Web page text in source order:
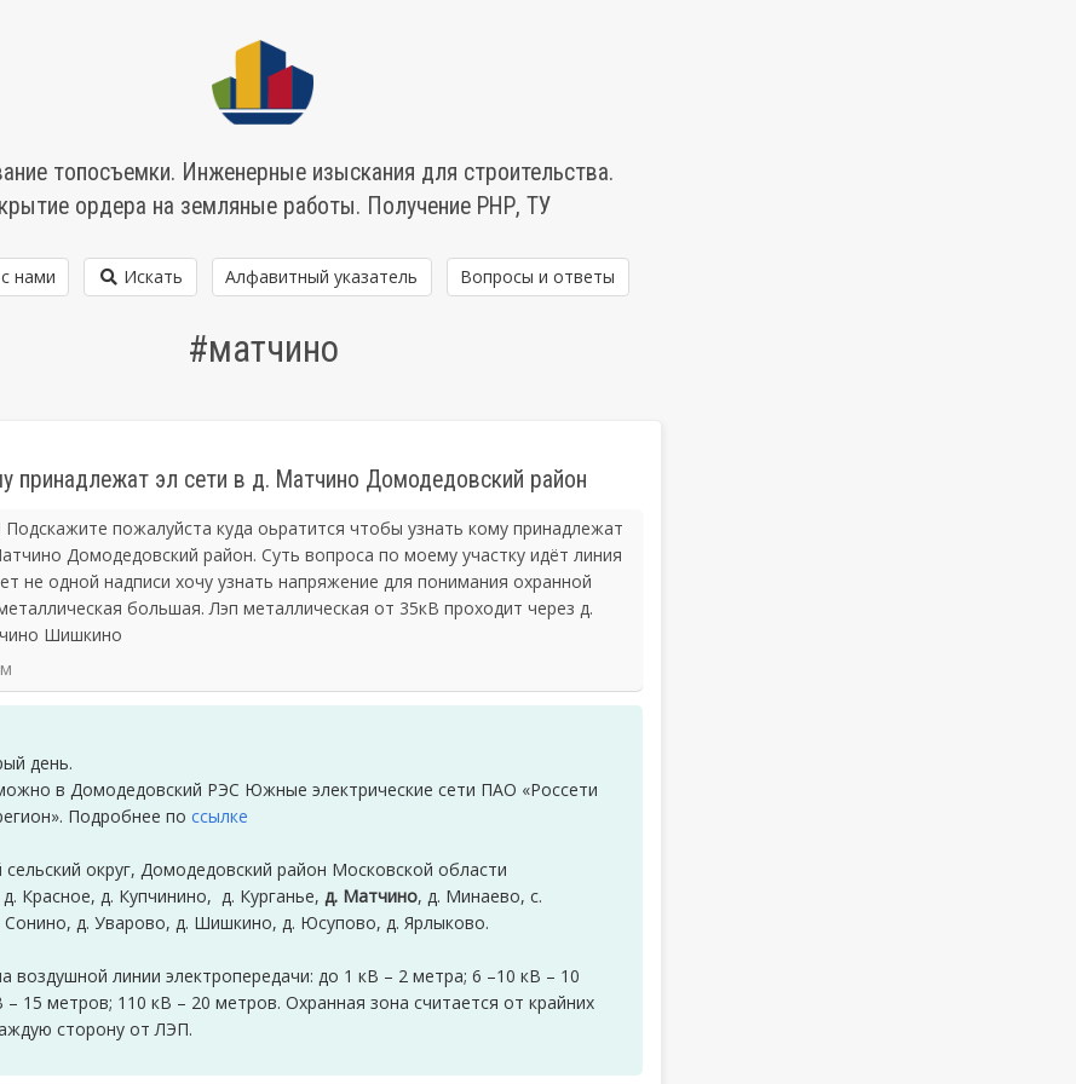
топосъемки. Инженерные изыскания для строительства.
ордера на земляные работы. Получение РНР, ТУ
нами Искать Алфавитный указатель Вопросы и ответы
#матчино
принадлежат эл сети в д. Матчино Домодедовский район
пожалуйста куда оьратится чтобы узнать кому принадлежат
Домодедовский район. Суть вопроса по моему участку идёт линия
не одной надписи хочу узнать напряжение для понимания охранной
большая. Лэп металлическая от 35кВ проходит через д.
Шишкино
день.
в Домодедовский РЭС Южные электрические сети ПАО «Россети
Подробнее по ссылке
сельский округ, Домодедовский район Московской области
Красное, д. Купчинино, д. Курганье, д. Матчино, д. Минаево, с.
Сонино, д. Уварово, д. Шишкино, д. Юсупово, д. Ярлыково.
воздушной линии электропередачи: до 1 кВ – 2 метра; 6 –10 кВ – 10
15 метров; 110 кВ – 20 метров. Охранная зона считается от крайних
сторону от ЛЭП.